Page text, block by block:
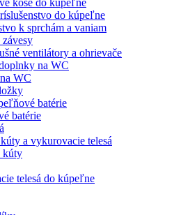
do kúpeľne
k sprchám a vaniam
závesy
ventilátory a ohrievače
na WC
WC
batérie
batérie
a vykurovacie telesá
kúty
telesá do kúpeľne